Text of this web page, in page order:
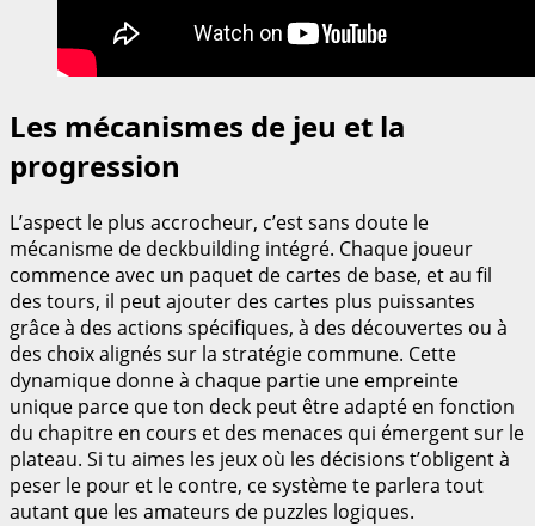
Les mécanismes de jeu et la
progression
L’aspect le plus accrocheur, c’est sans doute le
mécanisme de deckbuilding intégré. Chaque joueur
commence avec un paquet de cartes de base, et au fil
des tours, il peut ajouter des cartes plus puissantes
grâce à des actions spécifiques, à des découvertes ou à
des choix alignés sur la stratégie commune. Cette
dynamique donne à chaque partie une empreinte
unique parce que ton deck peut être adapté en fonction
du chapitre en cours et des menaces qui émergent sur le
plateau. Si tu aimes les jeux où les décisions t’obligent à
peser le pour et le contre, ce système te parlera tout
autant que les amateurs de puzzles logiques.